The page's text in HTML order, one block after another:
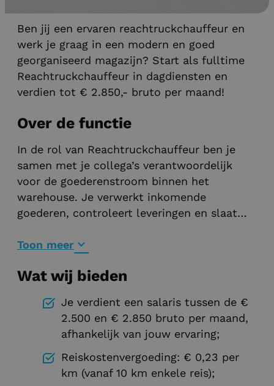
Ben jij een ervaren reachtruckchauffeur en
werk je graag in een modern en goed
georganiseerd magazijn? Start als fulltime
Reachtruckchauffeur in dagdiensten en
verdien tot € 2.850,- bruto per maand!
Over de functie
In de rol van Reachtruckchauffeur ben je
samen met je collega’s verantwoordelijk
voor de goederenstroom binnen het
warehouse. Je verwerkt inkomende
goederen, controleert leveringen en slaat
jouw nauwkeurigheid en ervaring blijft het
Toon meer
Wat wij bieden
Je verdient een salaris tussen de €
2.500 en € 2.850 bruto per maand,
afhankelijk van jouw ervaring;
Reiskostenvergoeding: € 0,23 per
km (vanaf 10 km enkele reis);